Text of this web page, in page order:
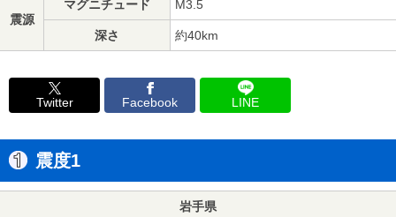
震源
マグニチュード M3.5
深さ 約40km
Twitter Facebook LINE
震度1
岩手県